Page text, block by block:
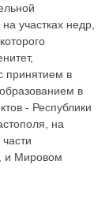
участках недр,
принятием в
в
- Республики
на
и Мировом